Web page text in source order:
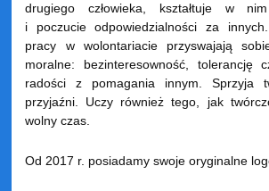
drugiego człowieka, kształtuje w
i poczucie odpowiedzialności za
pracy w wolontariacie przyswajają
moralne: bezinteresowność, tolerancję
radości z pomagania innym. Sprzyja
przyjaźni. Uczy również tego, jak
wolny czas.
Od 2017 r. posiadamy swoje oryginalne